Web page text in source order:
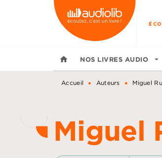
MENU RECHERCHE
home NOS LIVRES AUDIO arrow_drop_down
Accueil • Auteurs • Miguel
Miguel